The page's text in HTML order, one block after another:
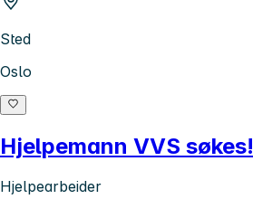
Sted
Oslo
Hjelpemann VVS søkes!
Hjelpearbeider